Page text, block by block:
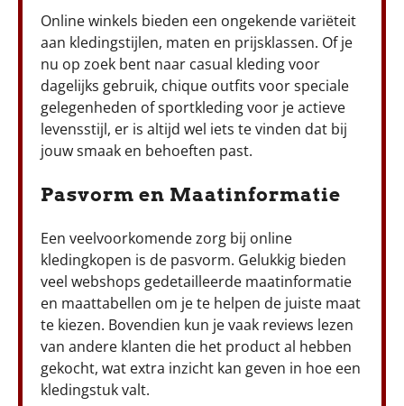
Online winkels bieden een ongekende variëteit
aan kledingstijlen, maten en prijsklassen. Of je
nu op zoek bent naar casual kleding voor
dagelijks gebruik, chique outfits voor speciale
gelegenheden of sportkleding voor je actieve
levensstijl, er is altijd wel iets te vinden dat bij
jouw smaak en behoeften past.
Pasvorm en Maatinformatie
Een veelvoorkomende zorg bij online
kledingkopen is de pasvorm. Gelukkig bieden
veel webshops gedetailleerde maatinformatie
en maattabellen om je te helpen de juiste maat
te kiezen. Bovendien kun je vaak reviews lezen
van andere klanten die het product al hebben
gekocht, wat extra inzicht kan geven in hoe een
kledingstuk valt.